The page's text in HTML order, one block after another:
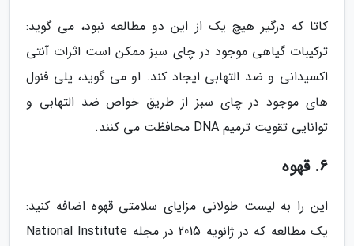
کاتا که درگیر هیچ یک از این دو مطالعه نبود، می گوید:
ترکیبات گیاهی موجود در چای سبز ممکن است اثرات آنتی
اکسیدانی و ضد التهابی ایجاد کند. او می گوید، پلی فنول
های موجود در چای سبز از طریق خواص ضد التهابی و
توانایی تقویت ترمیم DNA محافظت می کنند.
6. قهوه
این را به لیست طولانی مزایای سلامتی قهوه اضافه کنید:
یک مطالعه که در ژانویه 2015 در مجله National Institute